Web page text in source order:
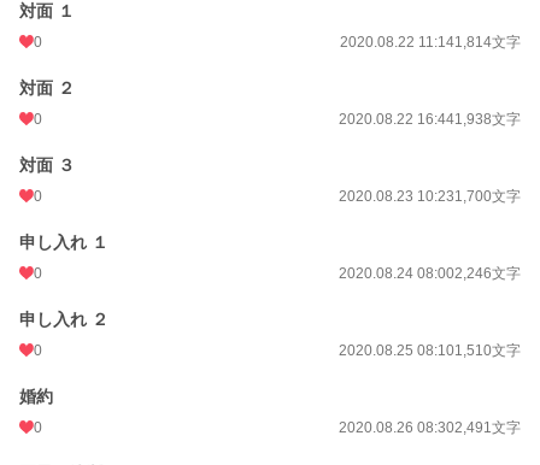
対面 １
0 2020.08.22 11:141,814文字
対面 ２
0 2020.08.22 16:441,938文字
対面 ３
0 2020.08.23 10:231,700文字
申し入れ １
0 2020.08.24 08:002,246文字
申し入れ ２
0 2020.08.25 08:101,510文字
婚約
0 2020.08.26 08:302,491文字